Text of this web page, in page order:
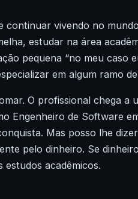
continuar vivendo no
estudar na área
pequena “no meu caso
em algum ramo
O profissional chega
Engenheiro de Software
Mas posso lhe
pelo dinheiro. Se
estudos acadêmicos.